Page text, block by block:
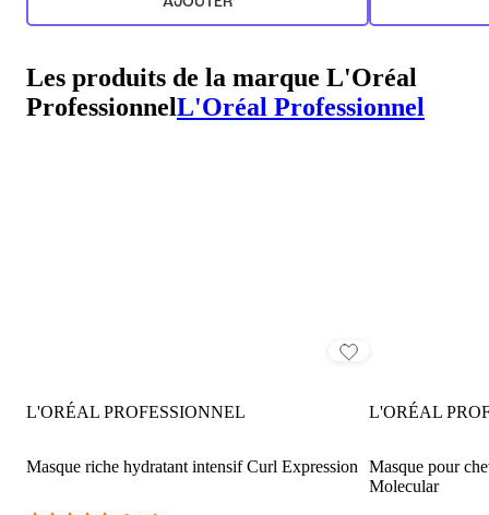
Les produits de la marque L'Oréal
ProfessionnelL'Oréal Professionnel
L'ORÉAL PROFESSIONNEL
Masque riche hydratant intensif Curl Expression
L'ORÉAL
Masque pour
Molecular